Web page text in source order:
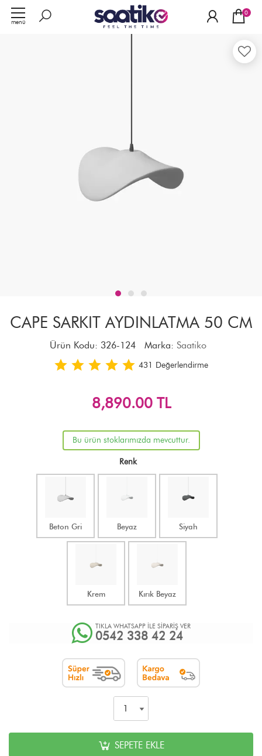
menü
0
CAPE SARKIT AYDINLATMA 50 CM
Ürün Kodu: 326-124 Marka: Saatiko
431 Değerlendirme
8,890.00TL
Bu ürün stoklarımızda mevcuttur.
Renk
Beton Gri Beyaz Siyah
Krem Kırık Beyaz
TIKLA WHATSAPP İLE SİPARİŞ VER
0542 338 42 24
SEPETE EKLE